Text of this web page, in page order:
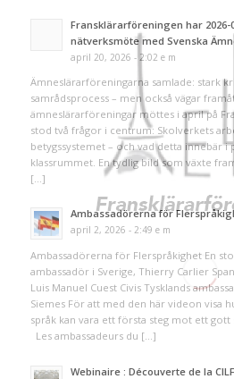
Fransklärarföreningen har 2026-
nätverksmöte med Svenska
april 20, 2026 - 2:02 e m
Ämneslärarföreningarna samlade: stark
samrådsprocess – men också vägar
ämneslärarföreningar möttes i april på
stod två frågor i centrum: Skolverkets
betygssystemet – och vad detta innebär i
klassrummet. En tydlig bild som växte
[…]
Ambassadörerna för
april 2, 2026 - 2:49 e m
Ambassadörerna för Flerspråkighet En
ambassadör i Sverige, Thierry Carlier
Luis Manuel Cuest Civis Tysklands
Siemes För att med den här videon visa
språk kan vara ett första steg mot ett
Les ambassadeurs du […]
Webinaire : Découverte de la